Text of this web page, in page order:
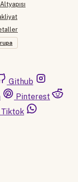
Github
Pinterest
Tiktok